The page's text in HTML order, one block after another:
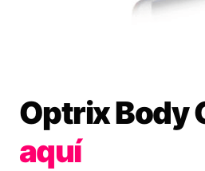
Optrix Body
aquí